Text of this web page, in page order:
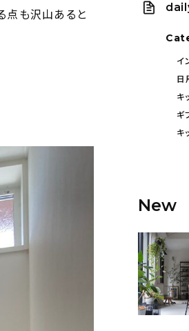
点も沢山あると
イ
日
キ
ギ
キ
New